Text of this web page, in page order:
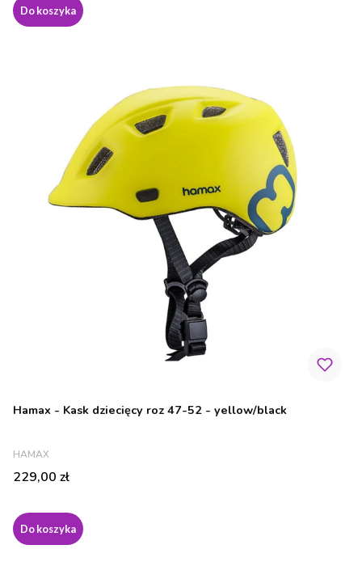
Do koszyka
Hamax - Kask dziecięcy roz 47-52 - yellow/black
PRODUCENT
HAMAX
Cena
229,00 zł
Do koszyka